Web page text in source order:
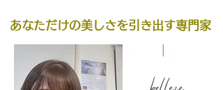
あなただけの美しさを引き出す専門家